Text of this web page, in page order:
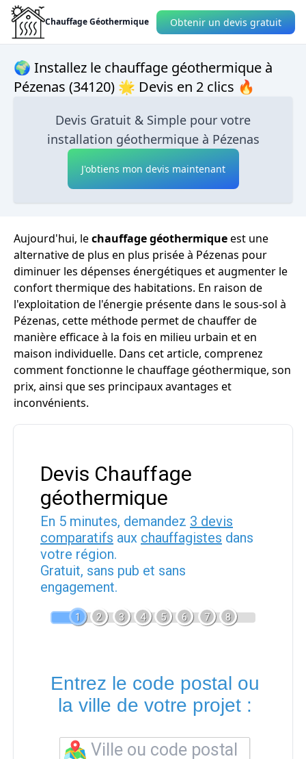
Chauffage Géothermique Obtenir un devis gratuit
🌍 Installez le chauffage géothermique à
Pézenas (34120) 🌟 Devis en 2 clics 🔥
Devis Gratuit & Simple pour votre
installation géothermique à Pézenas
J'obtiens mon devis maintenant
Aujourd'hui, lechauffage géothermiqueest une
alternative de plus en plus prisée à Pézenas pour
diminuer les dépenses énergétiques et augmenter le
confort thermique des habitations. En raison de
l'exploitation de l'énergie présente dans le sous-sol à
Pézenas, cette méthode permet de chauffer de
manière efficace à la fois en milieu urbain et en
maison individuelle. Dans cet article, comprenez
comment fonctionne le chauffage géothermique, son
prix, ainsi que ses principaux avantages et
inconvénients.
Devis Chauffage
géothermique
En 5 minutes, demandez 3 devis
comparatifs aux chauffagistes dans
votre région.
Gratuit, sans pub et sans
engagement.
1 2 3 4 5 6 7 8
Entrez le code postal ou
la ville de votre projet :